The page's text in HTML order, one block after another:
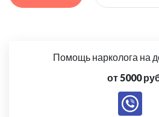
Помощь нарколога на
от 5000